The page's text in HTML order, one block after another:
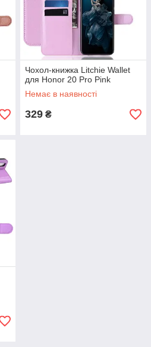
Чохол-книжка Litchie Wallet
для Honor 20 Pro Pink
Немає в наявності
329 ₴